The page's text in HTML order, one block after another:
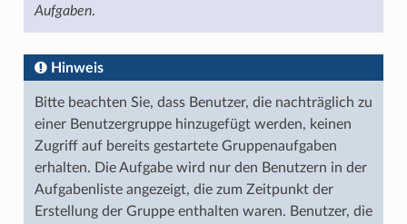
Aufgaben.
Hinweis
Bitte beachten Sie, dass Benutzer, die nachträglich zu
einer Benutzergruppe hinzugefügt werden, keinen
Zugriff auf bereits gestartete Gruppenaufgaben
erhalten. Die Aufgabe wird nur den Benutzern in der
Aufgabenliste angezeigt, die zum Zeitpunkt der
Erstellung der Gruppe enthalten waren. Benutzer, die